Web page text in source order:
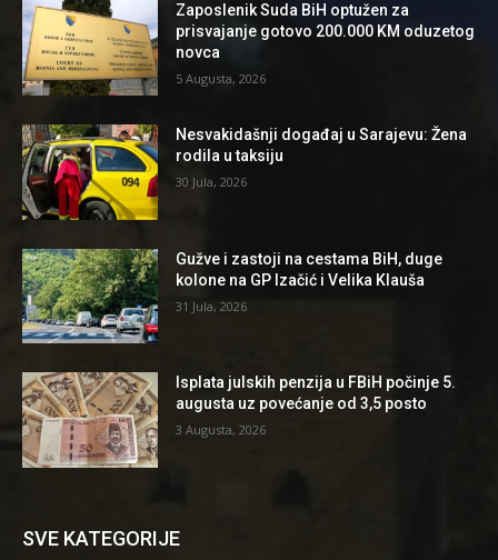
Zaposlenik Suda BiH optužen za
prisvajanje gotovo 200.000 KM oduzetog
novca
5 Augusta, 2026
Nesvakidašnji događaj u Sarajevu: Žena
rodila u taksiju
30 Jula, 2026
Gužve i zastoji na cestama BiH, duge
kolone na GP Izačić i Velika Klauša
31 Jula, 2026
Isplata julskih penzija u FBiH počinje 5.
augusta uz povećanje od 3,5 posto
3 Augusta, 2026
SVE KATEGORIJE